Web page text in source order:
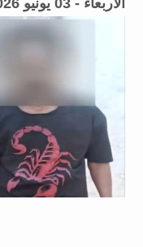
الأربعاء - 03 يونيو 2026 - الساعة 10:02 م